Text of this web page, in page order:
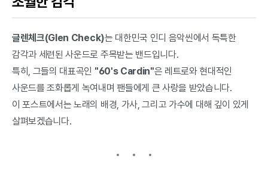
글렌체크(Glen Check)는 대한민국 인디 음악씬에서 독특한
감각과 세련된 사운드로 주목받는 밴드입니다.
특히, 그들의 대표곡인 "60's Cardin"은 레트로와 현대적인
사운드를 조화롭게 녹여내며 팬들에게 큰 사랑을 받았습니다.
이 포스트에서는 노래의 배경, 가사, 그리고 가수에 대해 깊이 있게
살펴보겠습니다.